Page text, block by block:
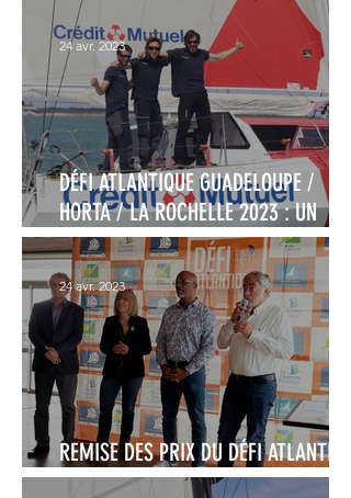
DÉFI ATLANTIQUE GUADELOUPE /
HORTA / LA ROCHELLE 2023 : UN
PODIUM PREMIÈRE CLASSE !
24 avr. 2023
REMISE DES PRIX DU DÉFI ATLANTIQUE
2023
24 avr. 2023